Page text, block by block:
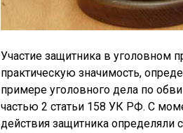
Участие защитника в уголовном
практическую значимость,
примере уголовного дела по
частью 2 статьи 158 УК РФ. С
действия защитника определяли